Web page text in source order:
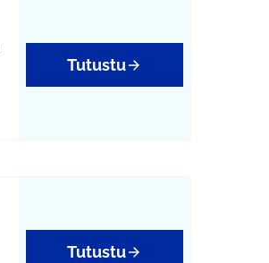
Tutustu
Tutustu